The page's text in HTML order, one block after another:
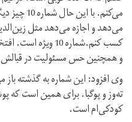
می‌کنم.
می‌دهد و اجازه می‌دهد مثل
کسب کنم.شماره 10
و همچنین حس مسئولیت در
وی افزود: این شماره به گذشته باز
ته‌وز و پوگبا. برای همین است که
کودکی‌ام است.